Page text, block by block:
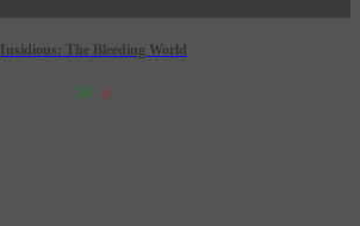
Insidious: The Bleeding World
24 0